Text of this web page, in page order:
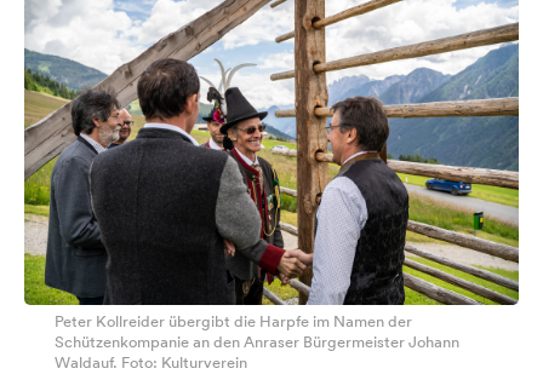
Peter Kollreider übergibt die Harpfe im Namen der
Schützenkompanie an den Anraser Bürgermeister Johann
Waldauf. Foto: Kulturverein